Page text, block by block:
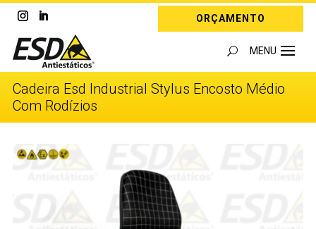
ORÇAMENTO
Cadeira Esd Industrial Stylus Encosto Médio
Com Rodízios